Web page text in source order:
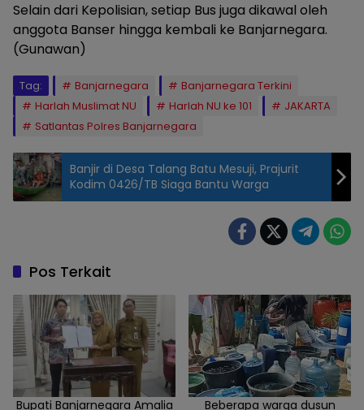
Selain dari Kepolisian, setiap Bus juga dikawal oleh
anggota Banser hingga kembali ke Banjarnegara.
(Gunawan)
Tag: Banjarnegara
Banjarnegara Terkini
Harlah Muslimat NU
Harlah NU ke 101
JAKARTA
Satlantas Polres Banjarnegara
Banjir di Desa Talang Batu Mesuji, Prajurit
Kodim 0426/TB Siaga Bantu Warga
Pos Terkait
Bupati Banjarnegara Amalia Beberapa warga dusun